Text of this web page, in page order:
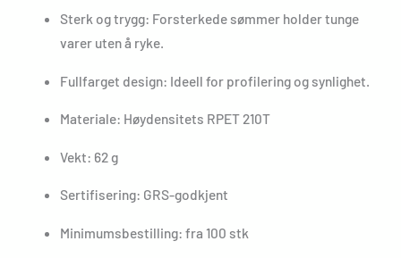
Sterk og trygg: Forsterkede sømmer holder tunge
varer uten å ryke.
Fullfarget design: Ideell for profilering og synlighet.
Materiale: Høydensitets RPET 210T
Vekt: 62 g
Sertifisering: GRS-godkjent
Minimumsbestilling: fra 100 stk